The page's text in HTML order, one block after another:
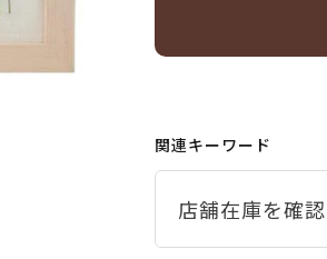
関連キーワード